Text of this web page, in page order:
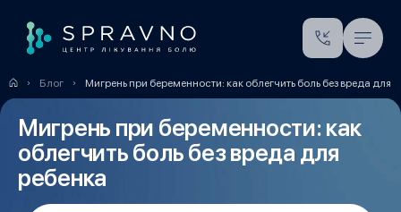
Блог Мигрень при беременности: как облегчить боль без вреда для
Мигрень при беременности: как
облегчить боль без вреда для
ребенка